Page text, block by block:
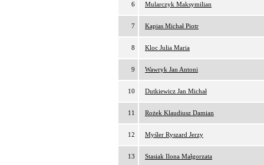
6 Mularczyk Maksymilian
7 Kapias Michał Piotr
8 Kloc Julia Maria
9 Wawryk Jan Antoni
10 Dutkiewicz Jan Michał
11 Rożek Klaudiusz Damian
12 Myśler Ryszard Jerzy
13 Stasiak Ilona Małgorzata